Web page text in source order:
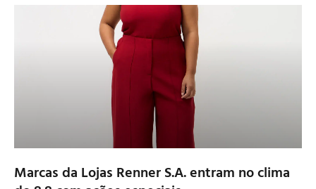
Marcas da Lojas Renner S.A. entram no clima